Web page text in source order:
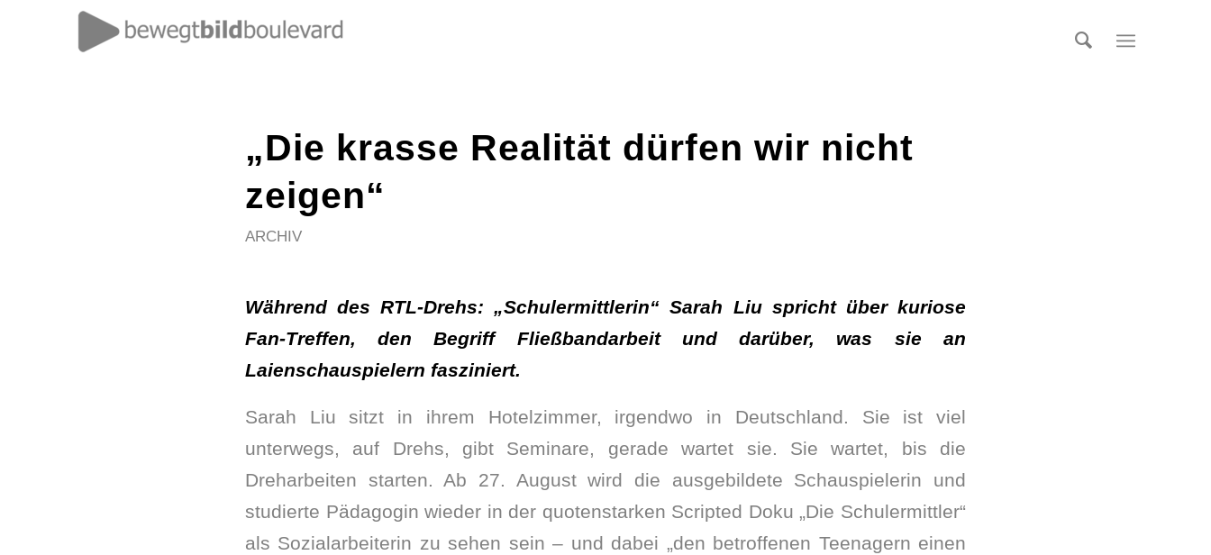
„Die krasse Realität dürfen wir nicht
zeigen“
ARCHIV
Während des RTL-Drehs: „Schulermittlerin“ Sarah Liu spricht über kuriose
Fan-Treffen, den Begriff Fließbandarbeit und darüber, was sie an
Laienschauspielern fasziniert.
Sarah Liu sitzt in ihrem Hotelzimmer, irgendwo in Deutschland. Sie ist viel
unterwegs, auf Drehs, gibt Seminare, gerade wartet sie. Sie wartet, bis die
Dreharbeiten starten. Ab 27. August wird die ausgebildete Schauspielerin und
studierte Pädagogin wieder in der quotenstarken Scripted Doku „Die Schulermittler“
als Sozialarbeiterin zu sehen sein – und dabei „den betroffenen Teenagern einen